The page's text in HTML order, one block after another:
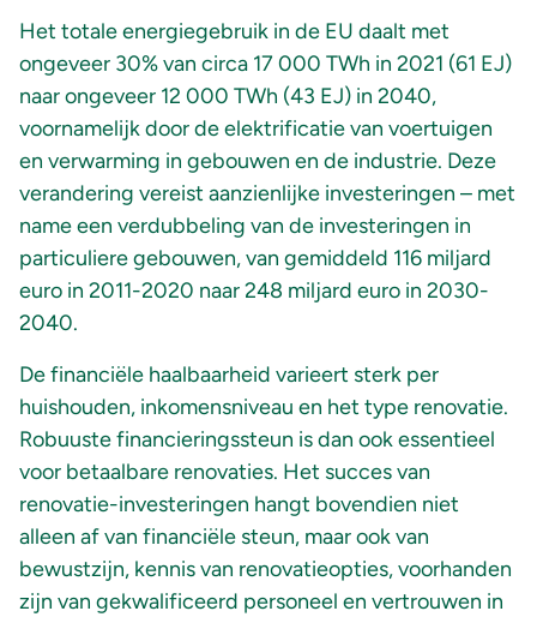
Het totale energiegebruik in de EU daalt met
ongeveer 30% van circa 17 000 TWh in 2021 (61 EJ)
naar ongeveer 12 000 TWh (43 EJ) in 2040,
voornamelijk door de elektrificatie van voertuigen
en verwarming in gebouwen en de industrie. Deze
verandering vereist aanzienlijke investeringen – met
name een verdubbeling van de investeringen in
particuliere gebouwen, van gemiddeld 116 miljard
euro in 2011-2020 naar 248 miljard euro in 2030-
2040.
De financiële haalbaarheid varieert sterk per
huishouden, inkomensniveau en het type renovatie.
Robuuste financieringssteun is dan ook essentieel
voor betaalbare renovaties. Het succes van
renovatie-investeringen hangt bovendien niet
alleen af van financiële steun, maar ook van
bewustzijn, kennis van renovatieopties, voorhanden
zijn van gekwalificeerd personeel en vertrouwen in